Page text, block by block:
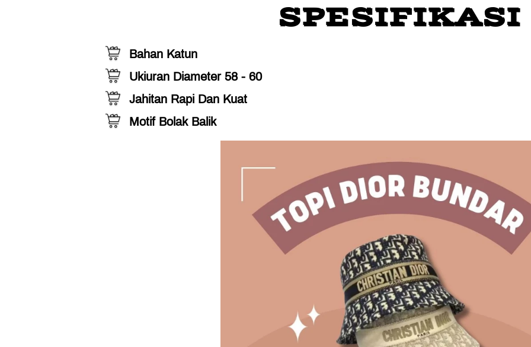
SPESIFIKASI
Bahan Katun
Ukiuran Diameter 58 - 60
Jahitan Rapi Dan Kuat
Motif Bolak Balik